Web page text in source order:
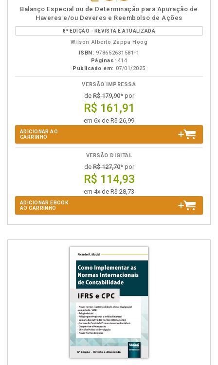
disponível
em
eBook
Disponível
na
B.V.
páginas
Balanço Especial ou de Determinação para Apuração de
Haveres e/ou Deveres e Reembolso de Ações
8ª EDIÇÃO - REVISTA E ATUALIZADA
Wilson Alberto Zappa Hoog
ISBN: 978652631581-1
Páginas: 414
Publicado em: 07/01/2025
VERSÃO IMPRESSA
deR$ 179,90* por
R$ 161,91
em 6x de R$ 26,99
ADICIONAR AO
CARRINHO
VERSÃO DIGITAL
deR$ 127,70* por
R$ 114,93
em 4x de R$ 28,73
ADICIONAR EBOOK
AO CARRINHO